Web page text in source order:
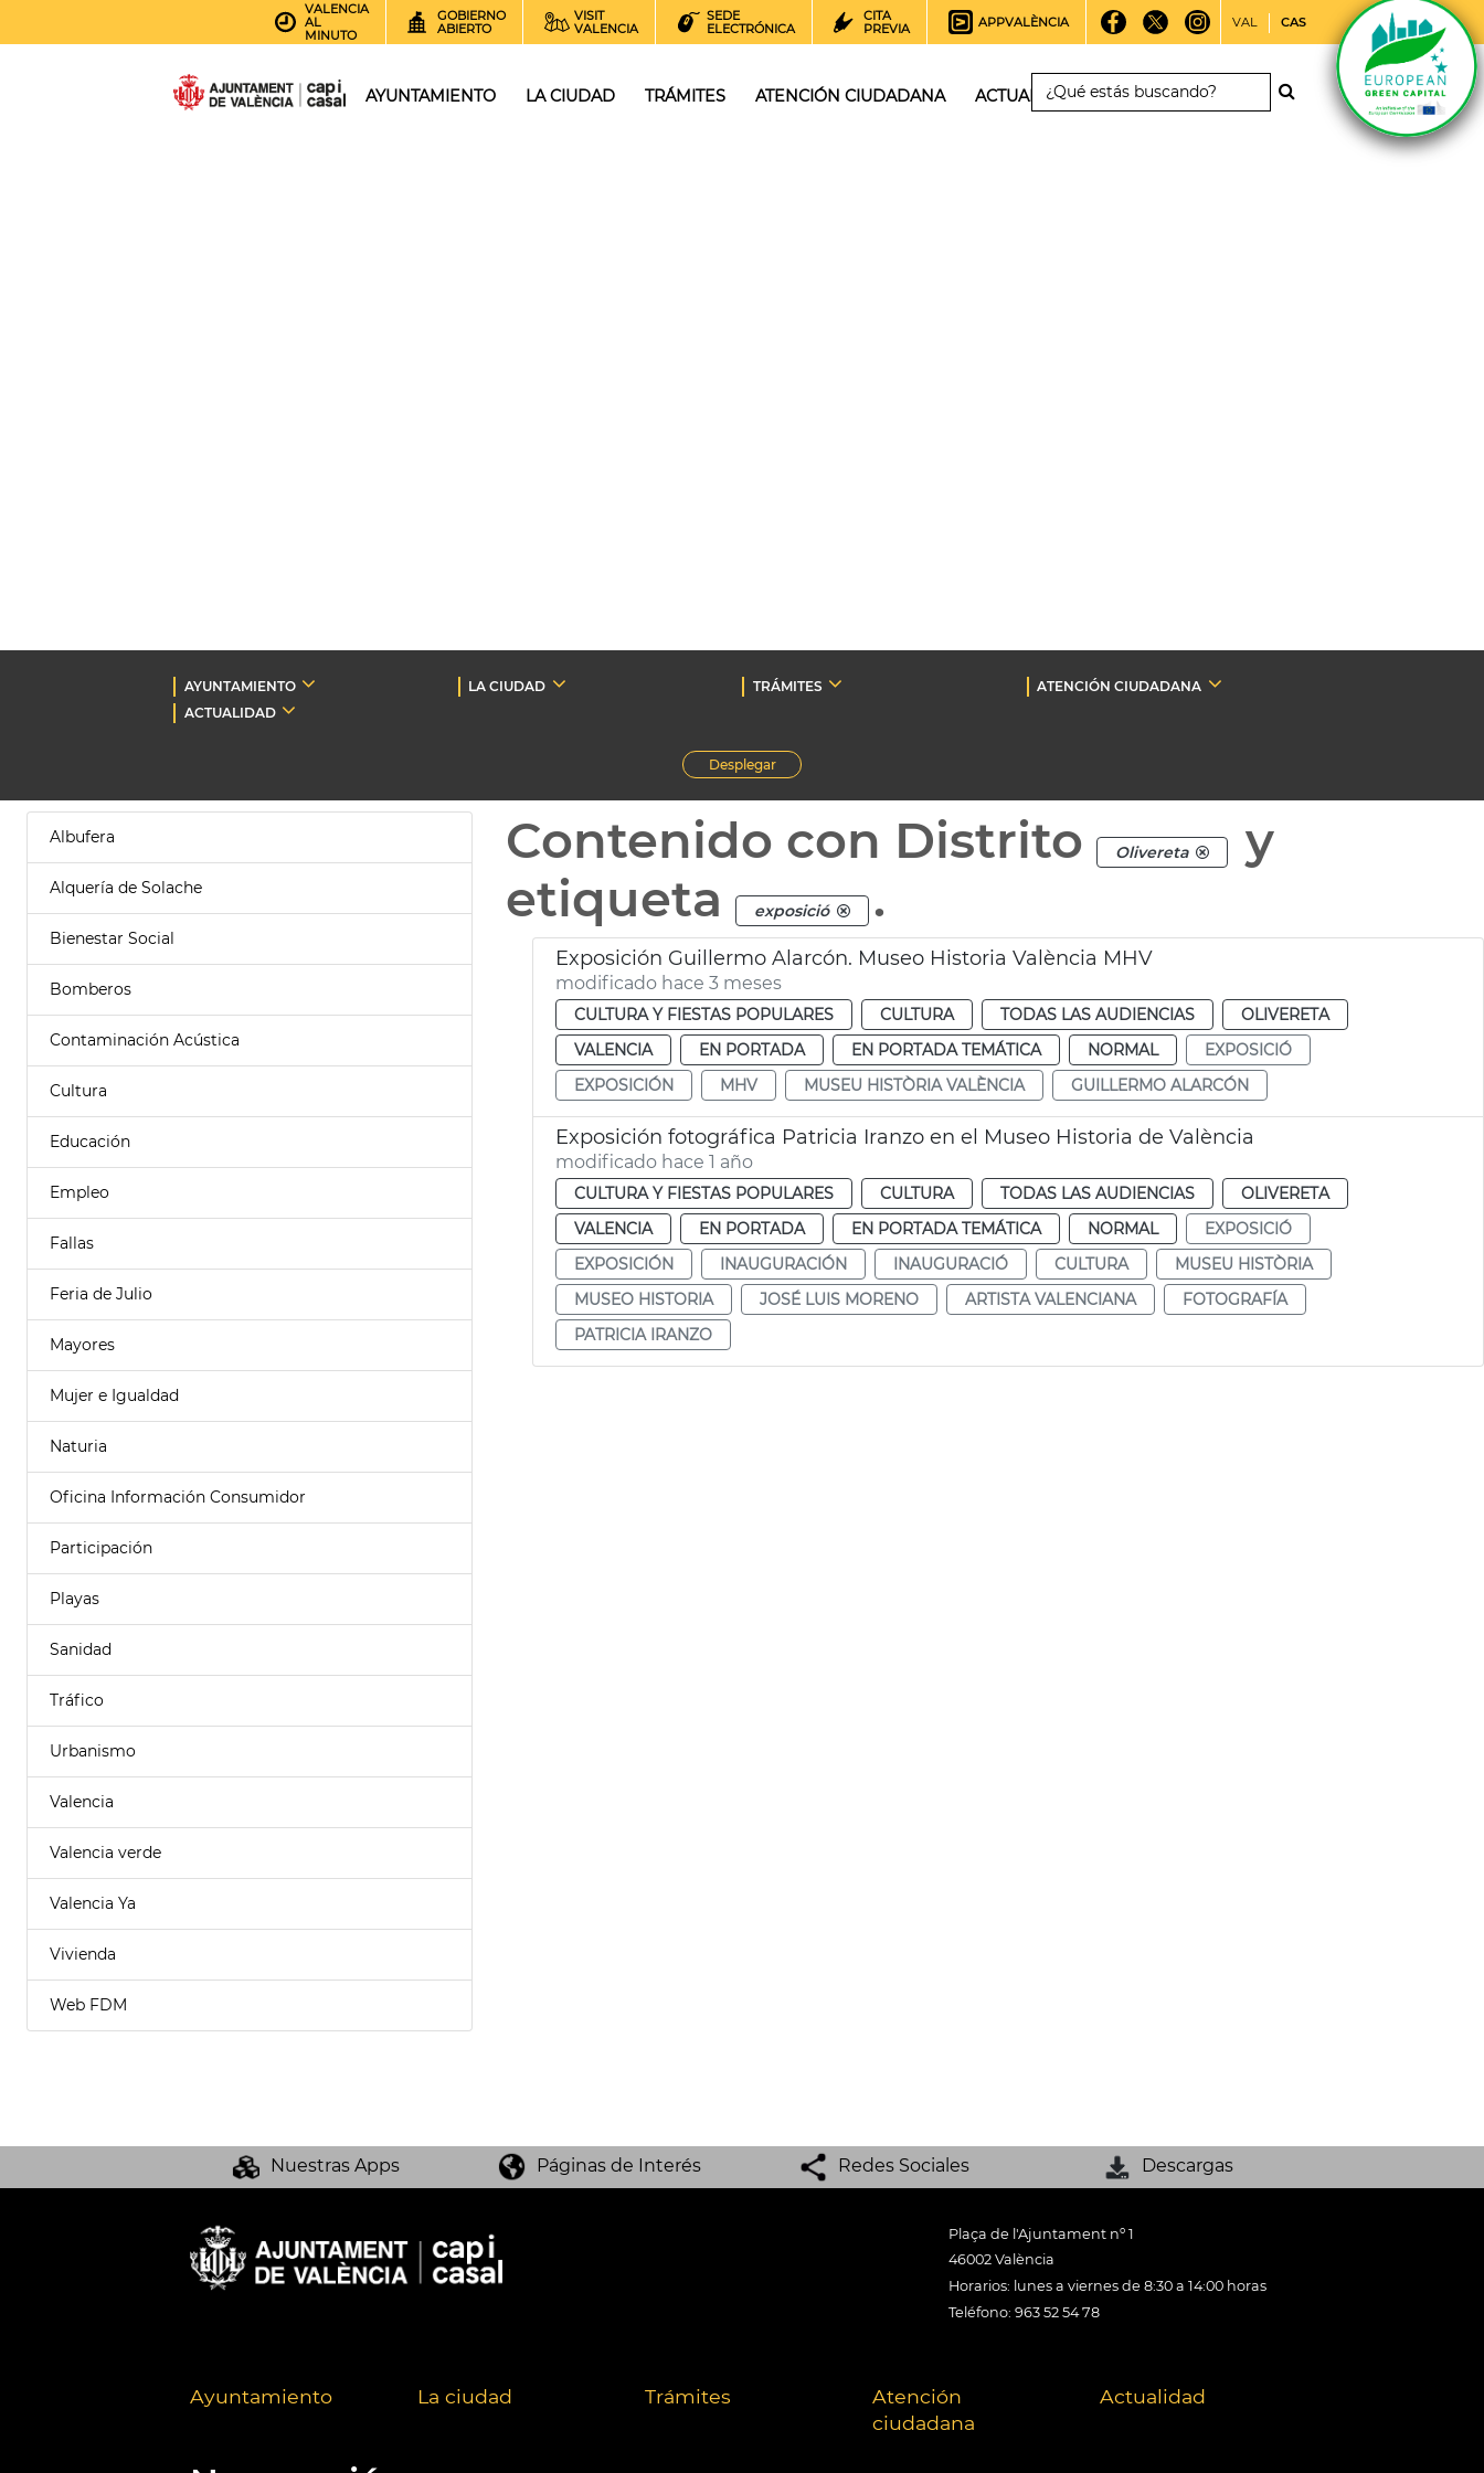
VALENCIA
AL
MINUTO
GOBIERNO
ABIERTO
VISIT
VALENCIA
SEDE
ELECTRÓNICA
CITA
PREVIA
APPVALÈNCIA VAL CAS
AYUNTAMIENTO LA CIUDAD TRÁMITES ATENCIÓN CIUDADANA ACTUALIDAD
AYUNTAMIENTO LA CIUDAD TRÁMITES
ATENCIÓN CIUDADANA
ACTUALIDAD
Desplegar
Albufera
Alquería de Solache
Bienestar Social
Bomberos
Contaminación Acústica
Cultura
Educación
Empleo
Fallas
Feria de Julio
Mayores
Mujer e Igualdad
Naturia
Oficina Información Consumidor
Participación
Playas
Sanidad
Tráfico
Urbanismo
Valencia
Valencia verde
Valencia Ya
Vivienda
Web FDM
Contenido con Distrito Olivereta
y
etiqueta
exposició .
Exposición Guillermo Alarcón. Museo Historia València MHV
modificado hace 3 meses
CULTURA Y FIESTAS POPULARES CULTURA TODAS LAS AUDIENCIAS
OLIVERETA
VALENCIA
EN PORTADA EN PORTADA TEMÁTICA NORMAL
EXPOSICIÓ
EXPOSICIÓN
MHV MUSEU HISTÒRIA VALÈNCIA GUILLERMO ALARCÓN
Exposición fotográfica Patricia Iranzo en el Museo Historia de València
modificado hace 1 año
CULTURA Y FIESTAS POPULARES CULTURA TODAS LAS AUDIENCIAS
OLIVERETA
VALENCIA
EN PORTADA EN PORTADA TEMÁTICA NORMAL
EXPOSICIÓ
EXPOSICIÓN
INAUGURACIÓN INAUGURACIÓ CULTURA
MUSEU HISTÒRIA
MUSEO HISTORIA
JOSÉ LUIS MORENO ARTISTA VALENCIANA
FOTOGRAFÍA
PATRICIA IRANZO
Nuestras Apps Páginas de Interés Redes Sociales Descargas
Plaça de l'Ajuntament nº 1
46002 València
Horarios: lunes a viernes de 8:30 a 14:00 horas
Teléfono: 963 52 54 78
Ayuntamiento La ciudad Trámites
Atención
ciudadana
Actualidad